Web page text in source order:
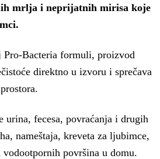
mrlja i neprijatnih mirisa koje
Pro-Bacteria formuli, proizvod
direktno u izvoru i sprečava
urina, fecesa, povraćanja i drugih
nameštaja, kreveta za ljubimce,
površina u domu.